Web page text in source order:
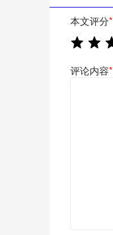
本文评分*
评论内容*